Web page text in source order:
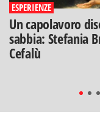
ESPERIENZE
Un capolavoro
sabbia: Stefania
Cefalù